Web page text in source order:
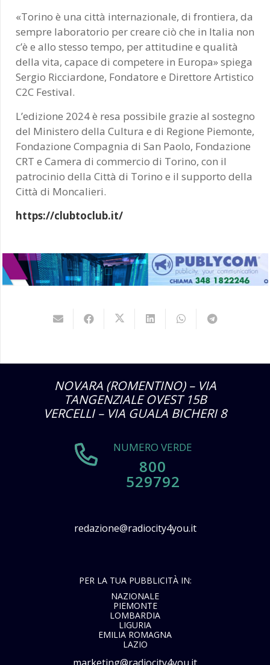
«Torino è una città internazionale, di frontiera, da
sempre laboratorio per creare ciò che in Italia non
c’è e allo stesso tempo, per attitudine e qualità
della vita, capace di competere in Europa» spiega
Sergio Ricciardone, Fondatore e Direttore Artistico
C2C Festival.
L’edizione 2024 è resa possibile grazie al sostegno
del Ministero della Cultura e di Regione Piemonte,
Fondazione Compagnia di San Paolo, Fondazione
CRT e Camera di commercio di Torino, con il
patrocinio della Città di Torino e il supporto della
Città di Moncalieri.
https://clubtoclub.it/
NOVARA (ROMENTINO) – VIA
TANGENZIALE OVEST 15B
VERCELLI – VIA GUALA BICHERI 8
NUMERO VERDE
800
529792
redazione@radiocity4you.it
PER LA TUA PUBBLICITÀ IN:
NAZIONALE
PIEMONTE
LOMBARDIA
LIGURIA
EMILIA ROMAGNA
LAZIO
marketing@radiocity4you.it